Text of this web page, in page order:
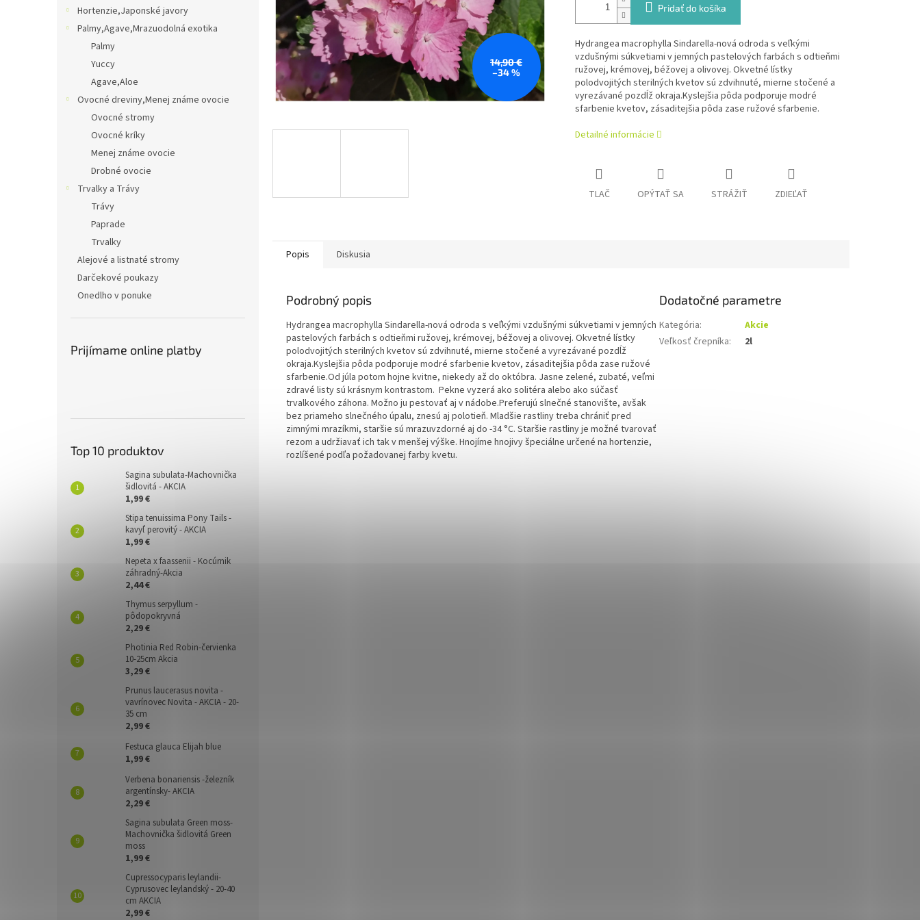
Hortenzie,Japonské javory
Palmy,Agave,Mrazuodolná exotika
Palmy
Yuccy
Agave,Aloe
Ovocné dreviny,Menej známe ovocie
Ovocné stromy
Ovocné kríky
Menej známe ovocie
Drobné ovocie
Trvalky a Trávy
Trávy
Paprade
Trvalky
Alejové a listnaté stromy
Darčekové poukazy
Onedlho v ponuke
Prijímame online platby
Top 10 produktov
Sagina subulata-Machovnička
šidlovitá - AKCIA
1,99 €
Stipa tenuissima Pony Tails -
kavyľ perovitý - AKCIA
1,99 €
Nepeta x faassenii - Kocúrnik
záhradný-Akcia
2,44 €
Thymus serpyllum -
pôdopokryvná
2,29 €
Photinia Red Robin-červienka
10-25cm Akcia
3,29 €
Prunus laucerasus novita -
vavrínovec Novita - AKCIA - 20-
35 cm
2,99 €
Festuca glauca Elijah blue
1,99 €
Verbena bonariensis -železník
argentínsky- AKCIA
2,29 €
Sagina subulata Green moss-
Machovnička šidlovitá Green
moss
1,99 €
Cupressocyparis leylandii-
Cyprusovec leylandský - 20-40
cm AKCIA
2,99 €
14,90 €
–34 %
Pridať do košíka
Hydrangea macrophylla Sindarella-nová odroda s veľkými
vzdušnými súkvetiami v jemných pastelových farbách s odtieňmi
ružovej, krémovej, béžovej a olivovej. Okvetné lístky
polodvojitých sterilných kvetov sú zdvihnuté, mierne stočené a
vyrezávané pozdĺž okraja.Kyslejšia pôda podporuje modré
sfarbenie kvetov, zásaditejšia pôda zase ružové sfarbenie.
Detailné informácie
TLAČ OPÝTAŤ SA STRÁŽIŤ ZDIEĽAŤ
Popis Diskusia
Podrobný popis
Hydrangea macrophylla Sindarella-nová odroda s veľkými vzdušnými súkvetiami v jemných
pastelových farbách s odtieňmi ružovej, krémovej, béžovej a olivovej. Okvetné lístky
polodvojitých sterilných kvetov sú zdvihnuté, mierne stočené a vyrezávané pozdĺž
okraja.Kyslejšia pôda podporuje modré sfarbenie kvetov, zásaditejšia pôda zase ružové
sfarbenie.Od júla potom hojne kvitne, niekedy až do októbra. Jasne zelené, zubaté, veľmi
zdravé listy sú krásnym kontrastom. Pekne vyzerá ako solitéra alebo ako súčasť
trvalkového záhona. Možno ju pestovať aj v nádobe.Preferujú slnečné stanovište, avšak
bez priameho slnečného úpalu, znesú aj polotieň. Mladšie rastliny treba chrániť pred
zimnými mrazíkmi, staršie sú mrazuvzdorné aj do -34 °C. Staršie rastliny je možné tvarovať
rezom a udržiavať ich tak v menšej výške. Hnojíme hnojivy špeciálne určené na hortenzie,
rozlíšené podľa požadovanej farby kvetu.
Dodatočné parametre
Kategória:
Akcie
Veľkosť črepníka: 2l